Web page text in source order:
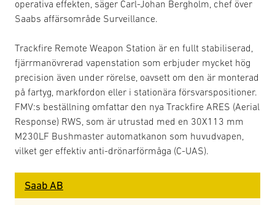
operativa effekten, säger Carl-Johan Bergholm, chef över
Saabs affärsområde Surveillance.
Trackfire Remote Weapon Station är en fullt stabiliserad,
fjärrmanövrerad vapenstation som erbjuder mycket hög
precision även under rörelse, oavsett om den är monterad
på fartyg, markfordon eller i stationära försvarspositioner.
FMV:s beställning omfattar den nya Trackfire ARES (Aerial
Response) RWS, som är utrustad med en 30X113 mm
M230LF Bushmaster automatkanon som huvudvapen,
vilket ger effektiv anti-drönarförmåga (C-UAS).
Saab AB